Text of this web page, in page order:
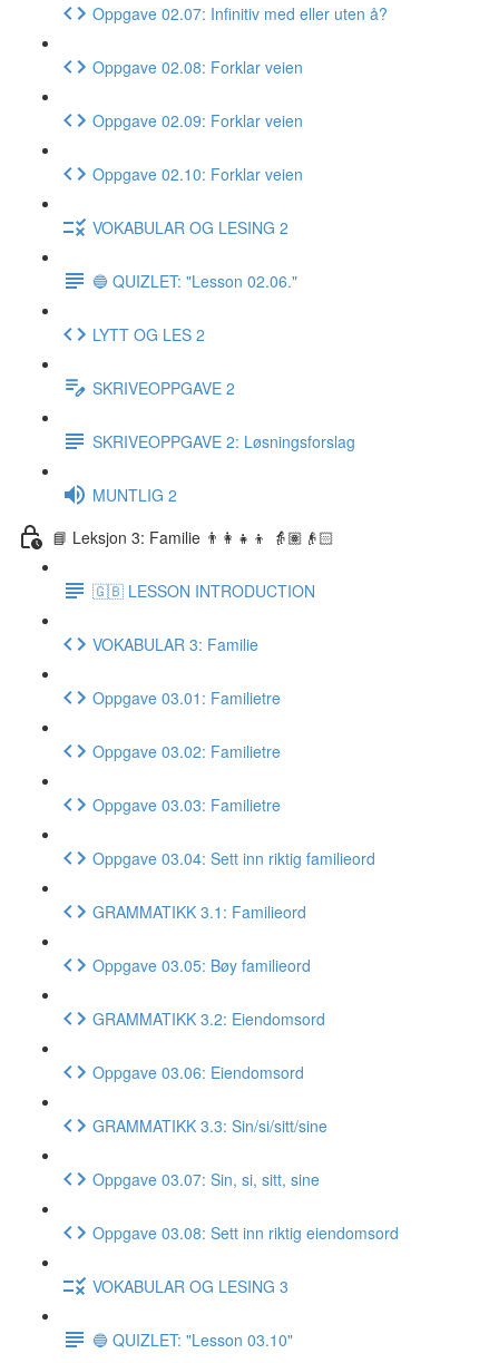
Oppgave 02.07: Infinitiv med eller uten å?
Oppgave 02.08: Forklar veien
Oppgave 02.09: Forklar veien
Oppgave 02.10: Forklar veien
VOKABULAR OG LESING 2
🔵 QUIZLET: "Lesson 02.06."
LYTT OG LES 2
SKRIVEOPPGAVE 2
SKRIVEOPPGAVE 2: Løsningsforslag
MUNTLIG 2
📘 Leksjon 3: Familie 👨‍👩‍👧‍👦 👵🏽👴🏻
🇬🇧 LESSON INTRODUCTION
VOKABULAR 3: Familie
Oppgave 03.01: Familietre
Oppgave 03.02: Familietre
Oppgave 03.03: Familietre
Oppgave 03.04: Sett inn riktig familieord
GRAMMATIKK 3.1: Familieord
Oppgave 03.05: Bøy familieord
GRAMMATIKK 3.2: Eiendomsord
Oppgave 03.06: Eiendomsord
GRAMMATIKK 3.3: Sin/si/sitt/sine
Oppgave 03.07: Sin, si, sitt, sine
Oppgave 03.08: Sett inn riktig eiendomsord
VOKABULAR OG LESING 3
🔵 QUIZLET: "Lesson 03.10"